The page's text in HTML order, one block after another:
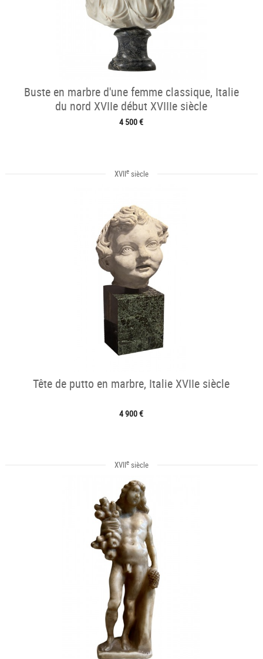
Buste en marbre d'une femme classique, Italie
du nord XVIIe début XVIIIe siècle
4 500 €
XVIIesiècle
Tête de putto en marbre, Italie XVIIe siècle
4 900 €
XVIIesiècle